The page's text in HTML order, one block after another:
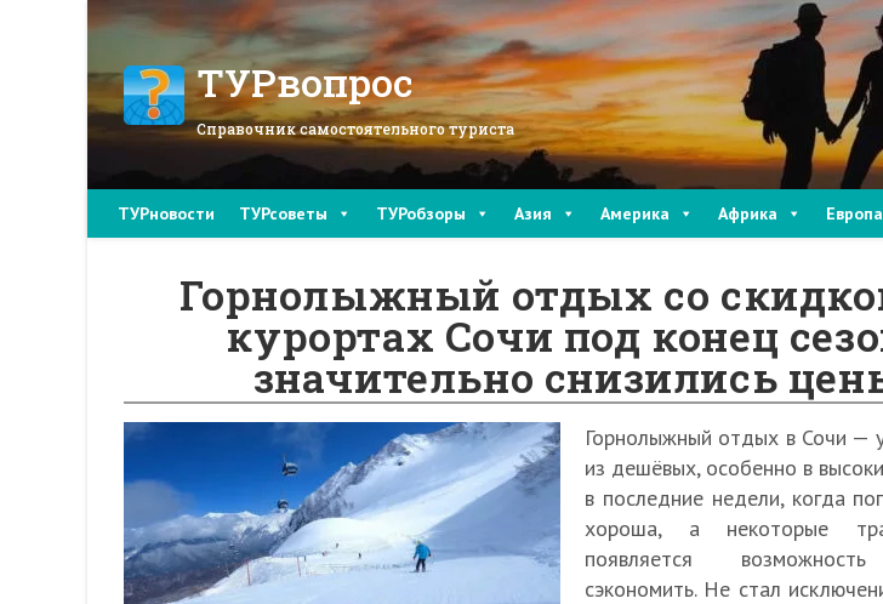
ТУРвопрос
Справочник самостоятельного туриста
ТУРновости ТУРсоветы ТУРобзоры Азия Америка Африка Европа
Горнолыжный отдых со
курортах Сочи под конец
значительно снизились
Горнолыжный отдых в Сочи —
из дешёвых, особенно в
в последние недели, когда
хороша, а некоторые
появляется
сэкономить. Не стал